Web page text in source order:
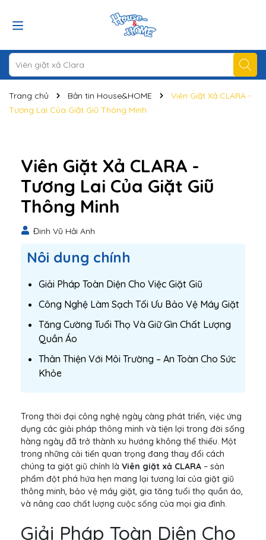
Trang chủ Bản tin House&HOME
Viên Giặt Xả CLARA -
Tương Lai Của Giặt Giũ Thông Minh
Viên Giặt Xả CLARA -
Tương Lai Của Giặt Giũ
Thông Minh
Đinh Vũ Hải Anh
Nôi dung chính
Giải Pháp Toàn Diện Cho Việc Giặt Giũ
Công Nghệ Làm Sạch Tối Ưu Bảo Vệ Máy Giặt
Tăng Cường Tuổi Thọ Và Giữ Gìn Chất Lượng
Quần Áo
Thân Thiện Với Môi Trường – An Toàn Cho Sức
Khỏe
Trong thời đại công nghệ ngày càng phát triển, việc ứng
dụng các giải pháp thông minh và tiện lợi trong đời sống
hàng ngày đã trở thành xu hướng không thể thiếu. Một
trong những cải tiến quan trọng đang thay đổi cách
chúng ta giặt giũ chính là Viên giặt xả CLARA – sản
phẩm đột phá hứa hẹn mang lại tương lai của giặt giũ
thông minh, bảo vệ máy giặt, gia tăng tuổi thọ quần áo,
và nâng cao chất lượng cuộc sống của mọi gia đình.
Giải Pháp Toàn Diện Cho